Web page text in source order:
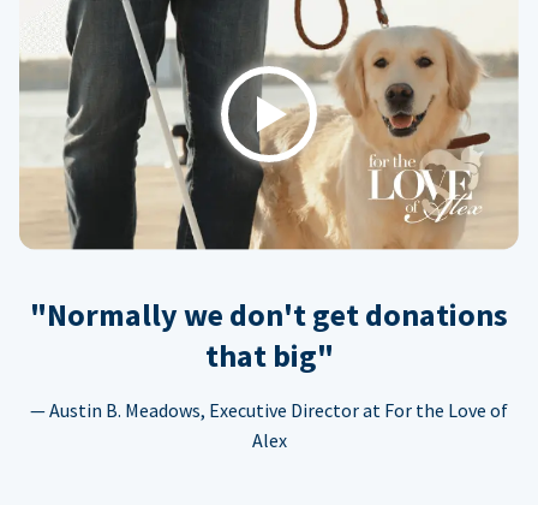
Play
"Normally we don't get donations
that big"
— Austin B. Meadows, Executive Director at For the Love of
Alex